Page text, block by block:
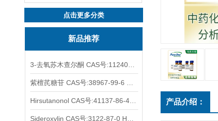
点击更多分类
新品推荐
产品介绍：